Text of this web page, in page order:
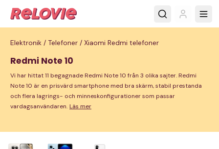
Elektronik / Telefoner / Xiaomi Redmi telefoner
Redmi Note 10
Vi har hittat 11 begagnade Redmi Note 10 från 3 olika sajter. Redmi
Note 10 är en prisvärd smartphone med bra skärm, stabil prestanda
och flera lagrings- och minneskonfigurationer som passar
vardagsanvändaren. Läs mer